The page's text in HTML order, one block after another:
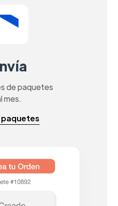
de paquetes
mes.
paquetes